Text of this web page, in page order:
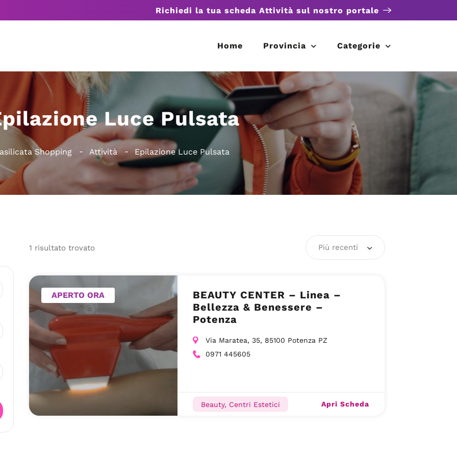
Richiedi la tua scheda Attività sul nostro portale
Home Provincia Categorie
Luce Pulsata
Shopping Attività Epilazione Luce Pulsata
1 risultato trovato Più recenti
APERTO ORA
BEAUTY CENTER – Linea –
Bellezza & Benessere –
Potenza
Via Maratea, 35, 85100 Potenza PZ
0971 445605
Beauty, Centri Estetici Apri Scheda